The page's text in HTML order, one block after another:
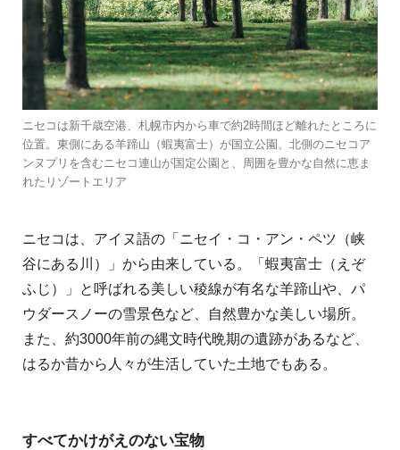
ニセコは新千歳空港、札幌市内から車で約2時間ほど離れたところに
位置。東側にある羊蹄山（蝦夷富士）が国立公園、北側のニセコア
ンヌプリを含むニセコ連山が国定公園と、周囲を豊かな自然に恵ま
れたリゾートエリア
ニセコは、アイヌ語の「ニセイ・コ・アン・ペツ（峡
谷にある川）」から由来している。「蝦夷富士（えぞ
ふじ）」と呼ばれる美しい稜線が有名な羊蹄山や、パ
ウダースノーの雪景色など、自然豊かな美しい場所。
また、約3000年前の縄文時代晩期の遺跡があるなど、
はるか昔から人々が生活していた土地でもある。
すべてかけがえのない宝物